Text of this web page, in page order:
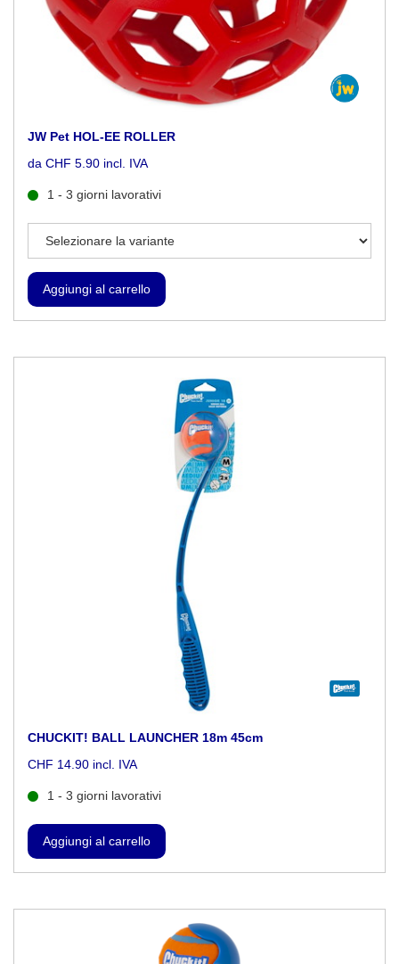
JW Pet HOL-EE ROLLER
da CHF 5.90 incl. IVA
1 - 3 giorni lavorativi
CHUCKIT! BALL LAUNCHER 18m 45cm
CHF 14.90 incl. IVA
1 - 3 giorni lavorativi